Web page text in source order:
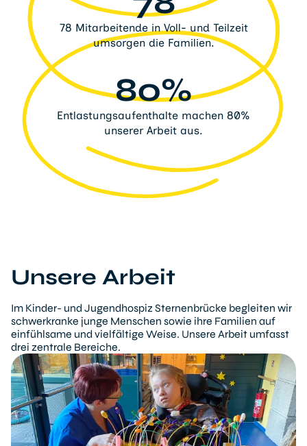
78 Mitarbeitende in Voll- und Teilzeit
umsorgen die Familien.
80%
Entlastungsaufenthalte machen 80%
unserer Arbeit aus.
Unsere Arbeit
Im Kinder- und Jugendhospiz Sternenbrücke begleiten wir
schwerkranke junge Menschen sowie ihre Familien auf
einfühlsame und vielfältige Weise. Unsere Arbeit umfasst
drei zentrale Bereiche.